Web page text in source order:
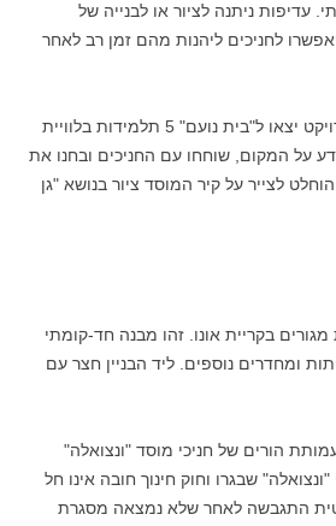
עדיפות ניתנה לציור או לבנייה של
לחניכים ליהנות מהם זמן רב לאחר
כשבועיים לפני מועד הפרויקט יצאו ל"בית נועם" 5 תלמידות בלוויית
על המקום, שוחחו עם החניכים ובחנו את
לצייר על קיר המוסד ציור בנושא "גן
בקריית אונו. זהו מבנה חד-קומתי
ומחדרים נוספים. ליד הבניין חצר עם
הורים של חניכי מוסד "ונצואלה"
שבגרו וחוק חינוך חובה אינו חל
התגבשה לאחר שלא נמצאה מסגרת